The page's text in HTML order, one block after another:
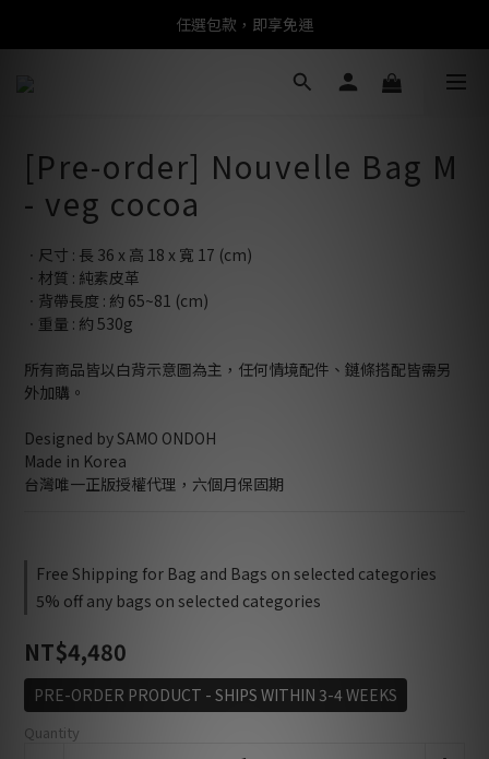
任選包款，即享免運
任選包款，即享免運
限時搶購！指定包款，單件$1200
[Pre-order] Nouvelle Bag M
- veg cocoa
ㆍ尺寸 : 長 36 x 高 18 x 寬 17 (cm)
ㆍ材質 : 純素皮革
ㆍ背帶長度 : 約 65~81 (cm)
ㆍ重量 : 約 530g
所有商品皆以白背示意圖為主，任何情境配件、鏈條搭配皆需另
外加購。
Designed by SAMO ONDOH
Made in Korea
台灣唯一正版授權代理，六個月保固期
Free Shipping for Bag and Bags on selected categories
5% off any bags on selected categories
NT$4,480
PRE-ORDER PRODUCT - SHIPS WITHIN 3-4 WEEKS
Quantity